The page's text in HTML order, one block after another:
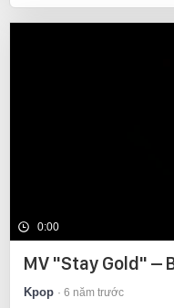
0:00
MV "Stay Gold" –
Kpop 6 năm trước